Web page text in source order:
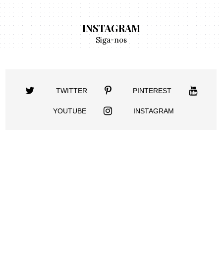
INSTAGRAM
Siga-nos
TWITTER PINTEREST
YOUTUBE INSTAGRAM